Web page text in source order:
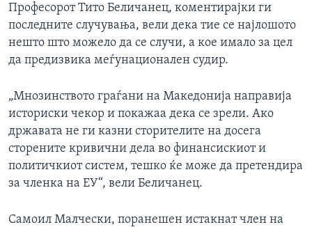
Професорот Тито Беличанец, коментирајки ги
последните случувања, вели дека тие се најлошото
нешто што можело да се случи, а кое имало за цел
да предизвика меѓунационален судир.
„Мнозинството граѓани на Македонија направија
историски чекор и покажаа дека се зрели. Ако
државата не ги казни сторителите на досега
сторените кривични дела во финансискиот и
политичкиот систем, тешко ќе може да претендира
за членка на ЕУ“, вели Беличанец.
Самоил Малчески, поранешен истакнат член на